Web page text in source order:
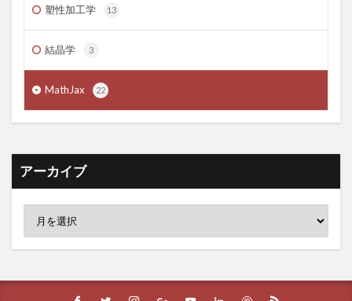
塑性加工学 13
結晶学 3
MathJax 22
アーカイブ